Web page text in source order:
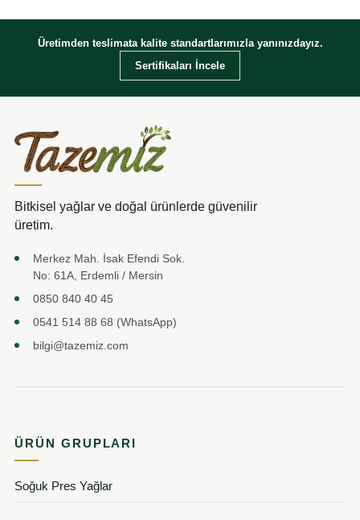
Üretimden teslimata kalite standartlarımızla yanınızdayız.
Sertifikaları İncele
Bitkisel yağlar ve doğal ürünlerde güvenilir
üretim.
Merkez Mah. İsak Efendi Sok.
No: 61A, Erdemli / Mersin
0850 840 40 45
0541 514 88 68 (WhatsApp)
bilgi@tazemiz.com
ÜRÜN GRUPLARI
Soğuk Pres Yağlar